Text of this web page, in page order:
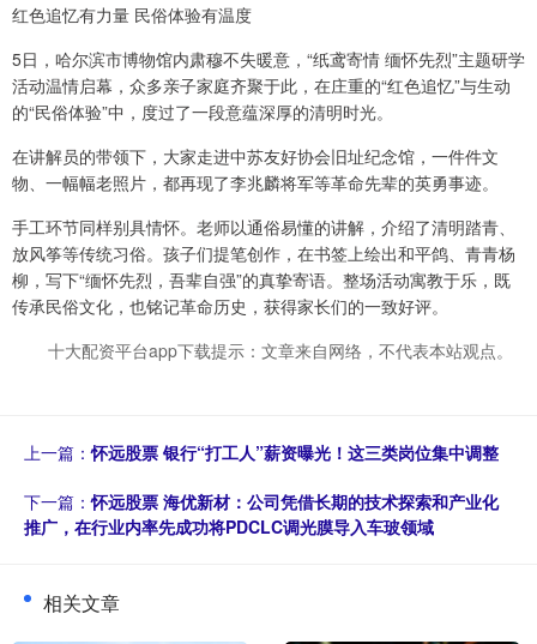
红色追忆有力量 民俗体验有温度
5日，哈尔滨市博物馆内肃穆不失暖意，“纸鸢寄情 缅怀先烈”主题研学
活动温情启幕，众多亲子家庭齐聚于此，在庄重的“红色追忆”与生动
的“民俗体验”中，度过了一段意蕴深厚的清明时光。
在讲解员的带领下，大家走进中苏友好协会旧址纪念馆，一件件文
物、一幅幅老照片，都再现了李兆麟将军等革命先辈的英勇事迹。
手工环节同样别具情怀。老师以通俗易懂的讲解，介绍了清明踏青、
放风筝等传统习俗。孩子们提笔创作，在书签上绘出和平鸽、青青杨
柳，写下“缅怀先烈，吾辈自强”的真挚寄语。整场活动寓教于乐，既
传承民俗文化，也铭记革命历史，获得家长们的一致好评。
十大配资平台app下载提示：文章来自网络，不代表本站观点。
上一篇：怀远股票 银行“打工人”薪资曝光！这三类岗位集中调整
下一篇：怀远股票 海优新材：公司凭借长期的技术探索和产业化
推广，在行业内率先成功将PDCLC调光膜导入车玻领域
相关文章